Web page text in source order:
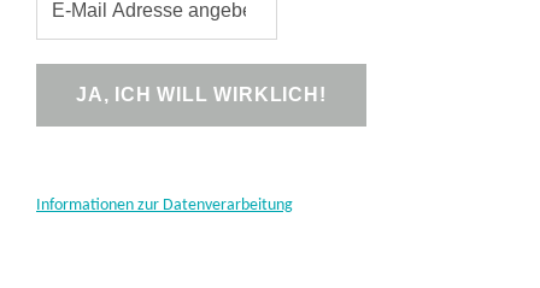
Informationen zur Datenverarbeitung